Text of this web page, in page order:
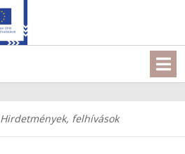
Hirdetmények, felhívások